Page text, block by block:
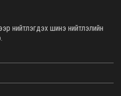
нийтлэгдэх шинэ нийтлэлийн